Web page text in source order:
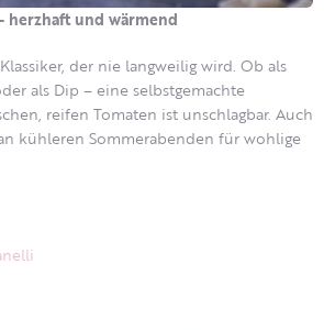
herzhaft und wärmend
der nie langweilig wird. Ob als
als Dip – eine selbstgemachte
reifen Tomaten ist unschlagbar. Auch
kühleren Sommerabenden für wohlige